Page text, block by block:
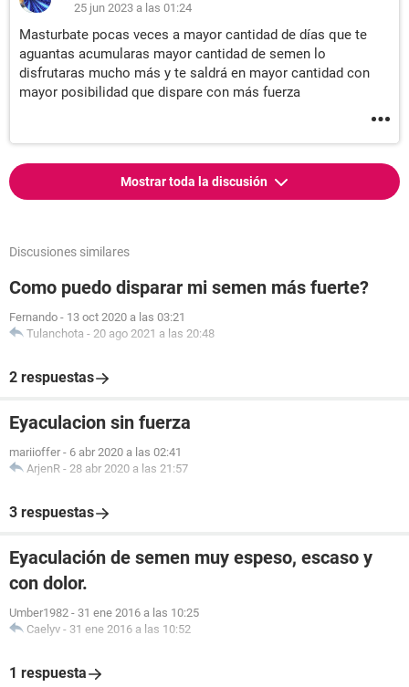
25 jun 2023 a las 01:24
Masturbate pocas veces a mayor cantidad de días que te
aguantas acumularas mayor cantidad de semen lo
disfrutaras mucho más y te saldrá en mayor cantidad con
mayor posibilidad que dispare con más fuerza
Mostrar toda la discusión
Discusiones similares
Como puedo disparar mi semen más fuerte?
Fernando - 13 oct 2020 a las 03:21
Tulanchota - 20 ago 2021 a las 20:48
2 respuestas
Eyaculacion sin fuerza
mariioffer - 6 abr 2020 a las 02:41
ArjenR - 28 abr 2020 a las 21:57
3 respuestas
Eyaculación de semen muy espeso, escaso y
con dolor.
Umber1982 - 31 ene 2016 a las 10:25
Caelyv - 31 ene 2016 a las 10:52
1 respuesta